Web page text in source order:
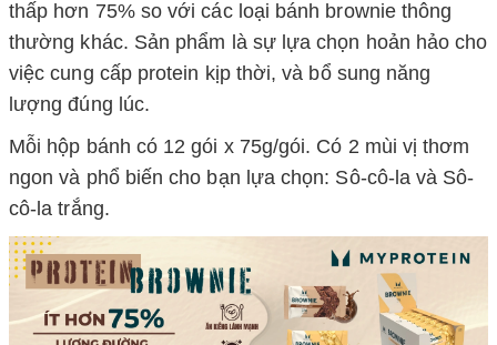
thấp hơn 75% so với các loại bánh brownie thông
thường khác. Sản phẩm là sự lựa chọn hoản hảo cho
việc cung cấp protein kịp thời, và bổ sung năng
lượng đúng lúc.
Mỗi hộp bánh có 12 gói x 75g/gói. Có 2 mùi vị thơm
ngon và phổ biến cho bạn lựa chọn: Sô-cô-la và Sô-
cô-la trắng.